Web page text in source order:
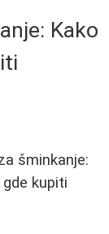
Kako
šminkanje:
kupiti